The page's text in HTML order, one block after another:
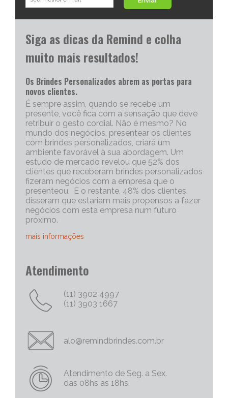
Siga as dicas da Remind e colha
muito mais resultados!
Os Brindes Personalizados abrem as portas para
novos clientes.
É sempre assim, quando se recebe um
presente, você fica com a sensação que deve
retribuir o gesto cordial. Não é mesmo? No
mundo dos negócios, presentear os clientes
com brindes personalizados, criará um
ambiente favorável à sua abordagem. Um
estudo de mercado revelou que 52% dos
clientes que receberam brindes personalizados
fizeram negócios com a empresa que o
presenteou. E o restante, 48% dos clientes,
disseram que estariam mais propensos a fazer
negócios com esta empresa num futuro
próximo.
mais informações
eficazes para iniciar uma conversa com um
corporativo, quanto mais exclusivo e
personalizado, melhor será o “quebra do gelo”,
e abrirá mais espaço para tratativas
Chame Mais Atenção com Brinde Corporativos
Personalizados Criativos
as nossas empresas e nossas marcas e
produtos. Não há uma palavra mais poderosa
no marketing do que a palavra
Atendimento
(11) 3902 4997
(11) 3903 1667
alo@remindbrindes.com.br
Atendimento de Seg. a Sex.
das 08hs as 18hs.